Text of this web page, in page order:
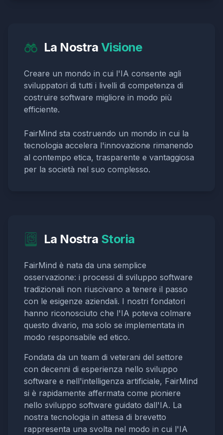
La Nostra Visione
Creare un mondo in cui l'IA consente agli
sviluppatori di tutti i livelli di competenza di
costruire software migliore in modo più
efficiente.
FairMind sta costruendo un mondo in cui la
tecnologia accelera l'innovazione rimanendo
al contempo etica, trasparente e vantaggiosa
per la società nel suo complesso.
La Nostra Storia
FairMind è nata da una semplice
osservazione: i processi di sviluppo software
tradizionali non riuscivano a tenere il passo
con le esigenze aziendali. I nostri fondatori
hanno riconosciuto che l'IA poteva colmare
questo divario, ma solo se implementata in
modo responsabile ed etico.
Fondata da un team di veterani del settore
con decenni di esperienza nello sviluppo
software e nell'intelligenza artificiale, FairMind
si è rapidamente affermata come pioniere
nello sviluppo software guidato dall'IA. La
nostra tecnologia in attesa di brevetto
rappresenta una svolta nel modo in cui l'IA